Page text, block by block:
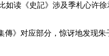
如读《史記》涉及季札心许
》对应部分，惊讶地发现